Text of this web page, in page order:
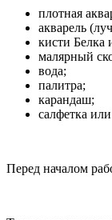
плотная
акварель
кисти Белка
малярный
вода;
палитра;
карандаш;
салфетка
Перед началом